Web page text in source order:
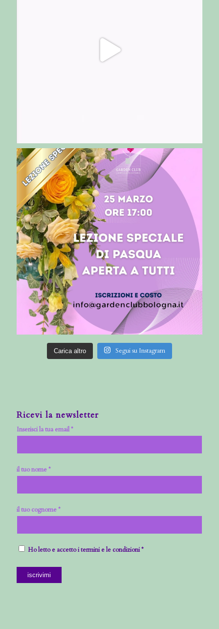
Carica altro Segui su Instagram
Ricevi la newsletter
Inserisci la tua email *
il tuo nome *
il tuo cognome *
Ho letto e accetto i termini e le condizioni *